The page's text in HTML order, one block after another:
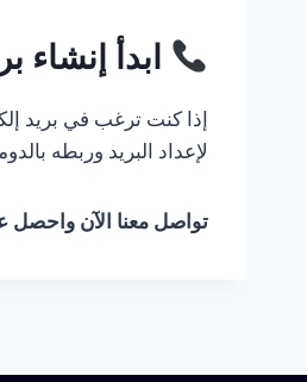
ابدأ إنشاء
إذا كنت ترغب في بريد
لإعداد البريد وربطه
تواصل معنا الآن واحصل